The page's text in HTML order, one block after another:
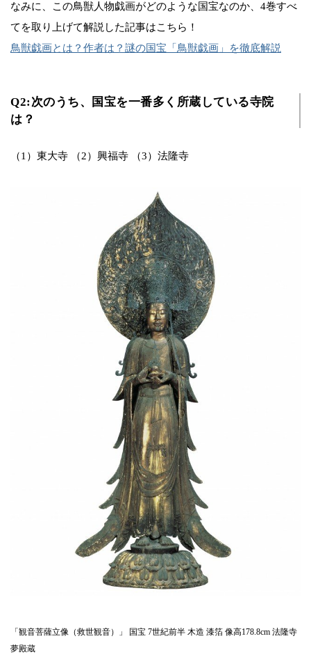
なみに、この鳥獣人物戯画がどのような国宝なのか、4巻すべ
てを取り上げて解説した記事はこちら！
鳥獣戯画とは？作者は？謎の国宝「鳥獣戯画」を徹底解説
Q2:次のうち、国宝を一番多く所蔵している寺院
は？
（1）東大寺 （2）興福寺 （3）法隆寺
「観音菩薩立像（救世観音）」 国宝 7世紀前半 木造 漆箔 像高178.8cm 法隆寺
夢殿蔵